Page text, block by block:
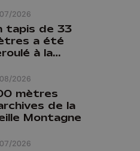
2026
de Liège :
citoyen qui
formé ne
pas nous
2026
tapis de 33
a été
à la
2026
mètres
de la
Montagne